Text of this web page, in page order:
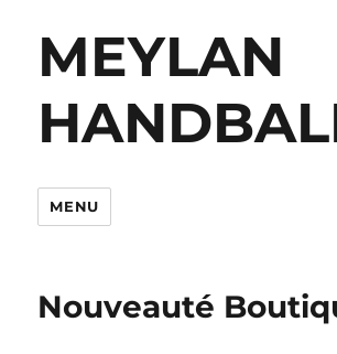
MEYLAN
MENU
Nouveauté